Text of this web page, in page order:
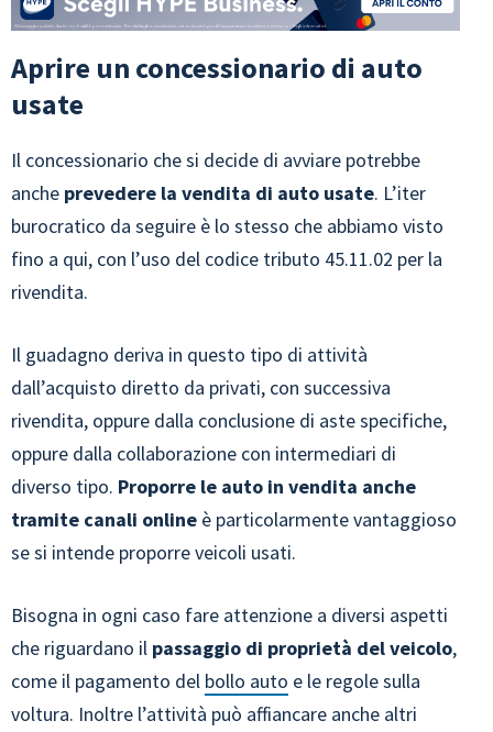
Aprire un concessionario di auto
usate
Il concessionario che si decide di avviare potrebbe
anche prevedere la vendita di auto usate. L’iter
burocratico da seguire è lo stesso che abbiamo visto
fino a qui, con l’uso del codice tributo 45.11.02 per la
rivendita.
Il guadagno deriva in questo tipo di attività
dall’acquisto diretto da privati, con successiva
rivendita, oppure dalla conclusione di aste specifiche,
oppure dalla collaborazione con intermediari di
diverso tipo. Proporre le auto in vendita anche
tramite canali online è particolarmente vantaggioso
se si intende proporre veicoli usati.
Bisogna in ogni caso fare attenzione a diversi aspetti
che riguardano il passaggio di proprietà del veicolo,
come il pagamento del bollo auto e le regole sulla
voltura. Inoltre l’attività può affiancare anche altri